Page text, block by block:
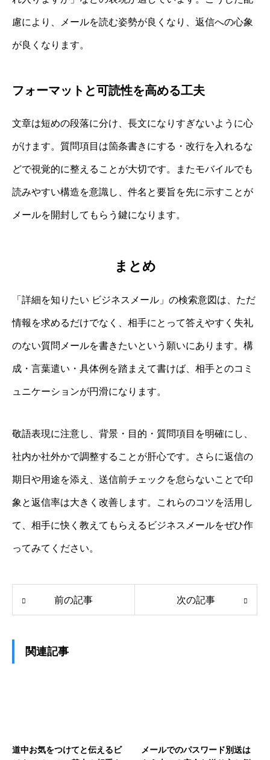
慮により、メールを読む姿勢が良くなり、返信への心象
が良くなります。
フォーマットと可読性を高める工夫
文章は短めの段落に分け、長文になりすぎないように心
がけます。質問項目は箇条書きにする・改行を入れるな
どで視覚的に整えることが大切です。またモバイルでも
読みやすい構造を意識し、件名と要旨を先に示すことが
メールを開封してもらう鍵になります。
まとめ
「詳細を知りたい ビジネスメール」の検索意図は、ただ
情報を求めるだけでなく、相手にとって答えやすく失礼
のない質問メールを書きたいという願いにあります。構
成・言葉遣い・具体例を踏まえて書けば、相手とのコミ
ュニケーションが円滑になります。
敬語表現に注意し、背景・目的・質問項目を明確にし、
社内か社外かで調整することが肝心です。さらに返信の
期日や用途を添え、送信前チェックを怠らないことで印
象と返信率は大きく改善します。これらのコツを活用し
て、相手に快く教えてもらえるビジネスメールをぜひ作
ってみてください。
前の記事 次の記事
関連記事
道中お気をつけてと伝えるビ
メールでのパスワード別送は